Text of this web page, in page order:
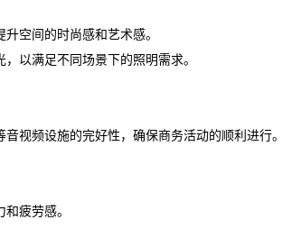
空间的时尚感和艺术感。
以满足不同场景下的照明需求。
视频设施的完好性，确保商务活动的顺利进行。
疲劳感。